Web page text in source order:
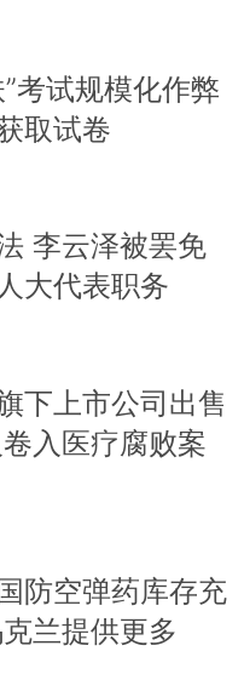
考试规模化作弊
取试卷
李云泽被罢免
大代表职务
下上市公司出售
入医疗腐败案
防空弹药库存充
兰提供更多